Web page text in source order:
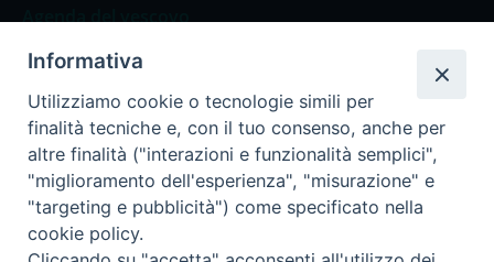
Agenda del vescovo
Agenda del vescovo
Privacy Policy Trasparenza
Informativa
Utilizziamo cookie o tecnologie simili per
finalità tecniche e, con il tuo consenso, anche per
altre finalità ("interazioni e funzionalità semplici",
"miglioramento dell'esperienza", "misurazione" e
"targeting e pubblicità") come specificato nella
cookie policy.